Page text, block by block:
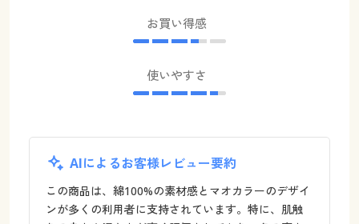
お買い得感
使いやすさ
AIによるお客様レビュー要約
この商品は、綿100%の素材感とマオカラーのデザイ
ンが多くの利用者に支持されています。特に、肌触